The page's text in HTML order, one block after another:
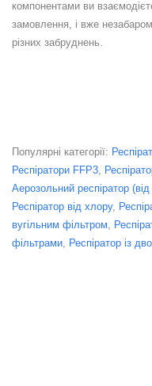
компонентами ви
замовлення, і вже
різних забруднень.
Популярні категорії:
Респіратори FFP3,
Аерозольний респіратор (від
Респіратор від хлору,
вугільним фільтром,
фільтрами, Респіратор із